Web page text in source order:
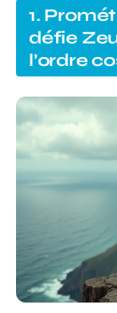
1.
défie
l’ordre